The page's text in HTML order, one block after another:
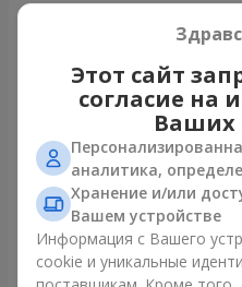
Монобукет
Этот сайт
согласие на
Ваших
аналитика,
Хранение и/или
Вашем устройстве
Информация с Вашего
cookie и уникальные